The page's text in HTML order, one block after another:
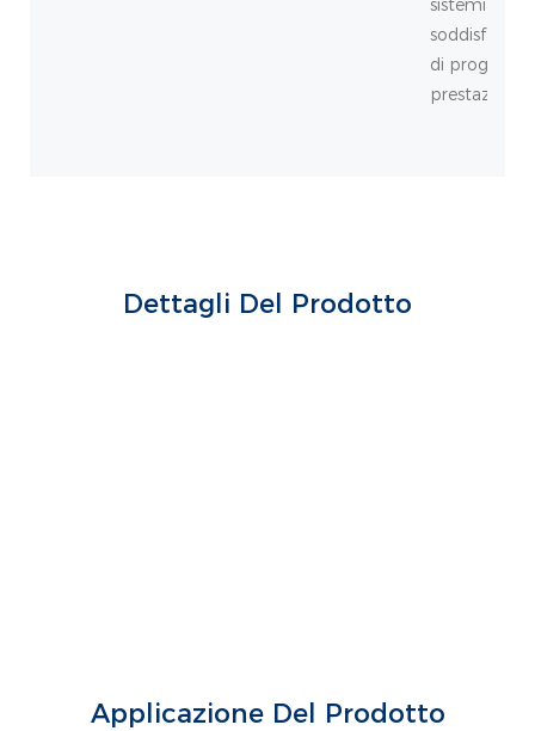
sistemi su
soddisfare i
di
prestazioni.
Dettagli Del Prodotto
Applicazione Del Prodotto